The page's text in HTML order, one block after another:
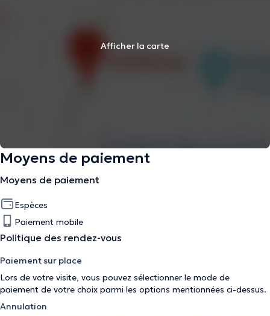
Afficher la carte
Moyens de paiement
Moyens de paiement
Espèces
Paiement mobile
Politique des rendez-vous
Paiement sur place
Lors de votre visite, vous pouvez sélectionner le mode de
paiement de votre choix parmi les options mentionnées ci-dessus.
Annulation